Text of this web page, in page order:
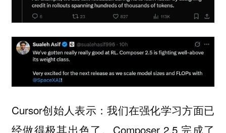
Cursor创始人表示：我们在强化学习方面已
经做得极其出色了。Composer 2.5 完成了